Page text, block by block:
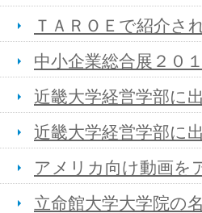
ＴＡＲＯＥで紹介さ
中小企業総合展２０
近畿大学経営学部に
近畿大学経営学部に
アメリカ向け動画を
立命館大学大学院の